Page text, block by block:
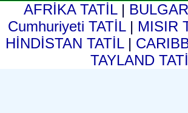
AFRİKA TATİL |
Cumhuriyeti TATİL | MISIR
HİNDİSTAN TATİL |
TAYLAND